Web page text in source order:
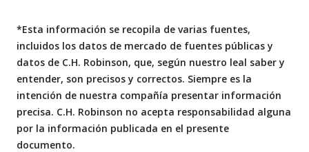
*Esta información se recopila de varias fuentes,
incluidos los datos de mercado de fuentes públicas y
datos de C.H. Robinson, que, según nuestro leal saber y
entender, son precisos y correctos. Siempre es la
intención de nuestra compañía presentar información
precisa. C.H. Robinson no acepta responsabilidad alguna
por la información publicada en el presente
documento.